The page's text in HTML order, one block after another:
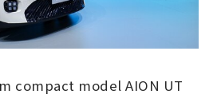
compact model AION UT